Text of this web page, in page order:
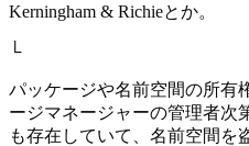
Kerningham & Richieとか。
└
パッケージや名前空間の所有
ージマネージャーの管理者次
も存在していて、名前空間を